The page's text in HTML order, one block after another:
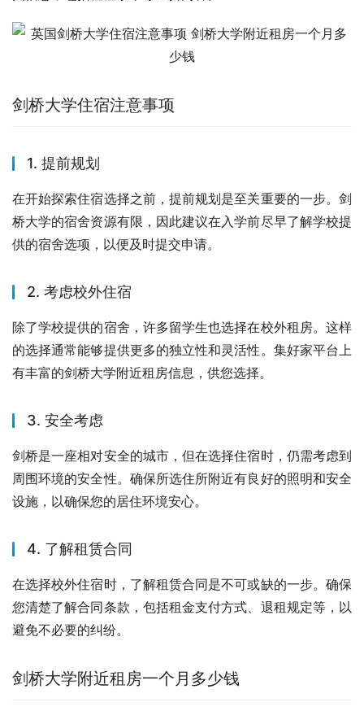
剑桥大学住宿注意事项
1. 提前规划
在开始探索住宿选择之前，提前规划是至关重要的一步。剑
桥大学的宿舍资源有限，因此建议在入学前尽早了解学校提
供的宿舍选项，以便及时提交申请。
2. 考虑校外住宿
除了学校提供的宿舍，许多留学生也选择在校外租房。这样
的选择通常能够提供更多的独立性和灵活性。集好家平台上
有丰富的剑桥大学附近租房信息，供您选择。
3. 安全考虑
剑桥是一座相对安全的城市，但在选择住宿时，仍需考虑到
周围环境的安全性。确保所选住所附近有良好的照明和安全
设施，以确保您的居住环境安心。
4. 了解租赁合同
在选择校外住宿时，了解租赁合同是不可或缺的一步。确保
您清楚了解合同条款，包括租金支付方式、退租规定等，以
避免不必要的纠纷。
剑桥大学附近租房一个月多少钱